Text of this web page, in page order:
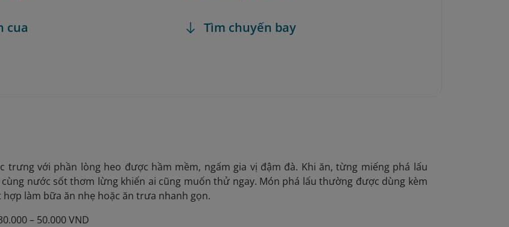
cua Tìm chuyến bay
trưng với phần lòng heo được hầm mềm, ngấm gia vị đậm đà. Khi ăn, từng miếng phá lấu
nước sốt thơm lừng khiến ai cũng muốn thử ngay. Món phá lấu thường được dùng kèm
làm bữa ăn nhẹ hoặc ăn trưa nhanh gọn.
– 50.000 VND